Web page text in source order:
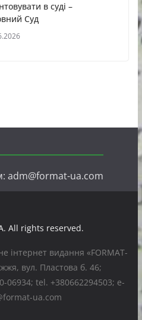
в суді –
Суд
adm@format-ua.com
. All rights reserved.
інтернет видання «FORMAT-
вул. Пластова б. 46;
06934; tel. +380662294503; e-
ua.com